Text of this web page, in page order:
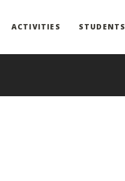
ACTIVITIES STUDENTS